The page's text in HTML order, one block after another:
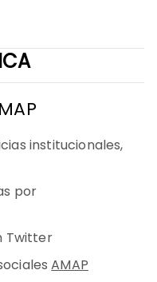
institucionales,
por
Twitter
AMAP